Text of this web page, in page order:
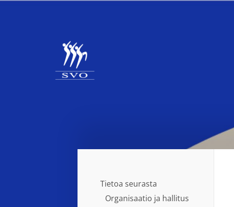
Seinäjoen Voimistelijat ry
Tietoa seurasta
Organisaatio ja hallitus